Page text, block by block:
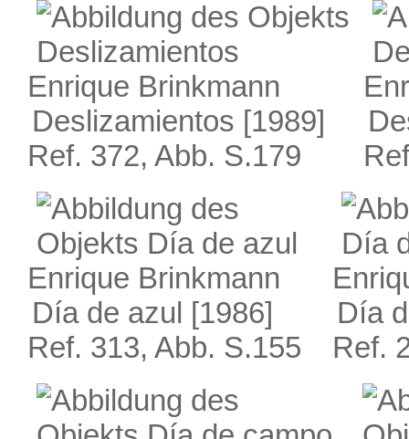
Enrique Brinkmann
Deslizamientos [1989]
Ref. 372, Abb. S.179
Enrique Brinkmann
Día de azul [1986]
Ref. 313, Abb. S.155
Día
Ref.